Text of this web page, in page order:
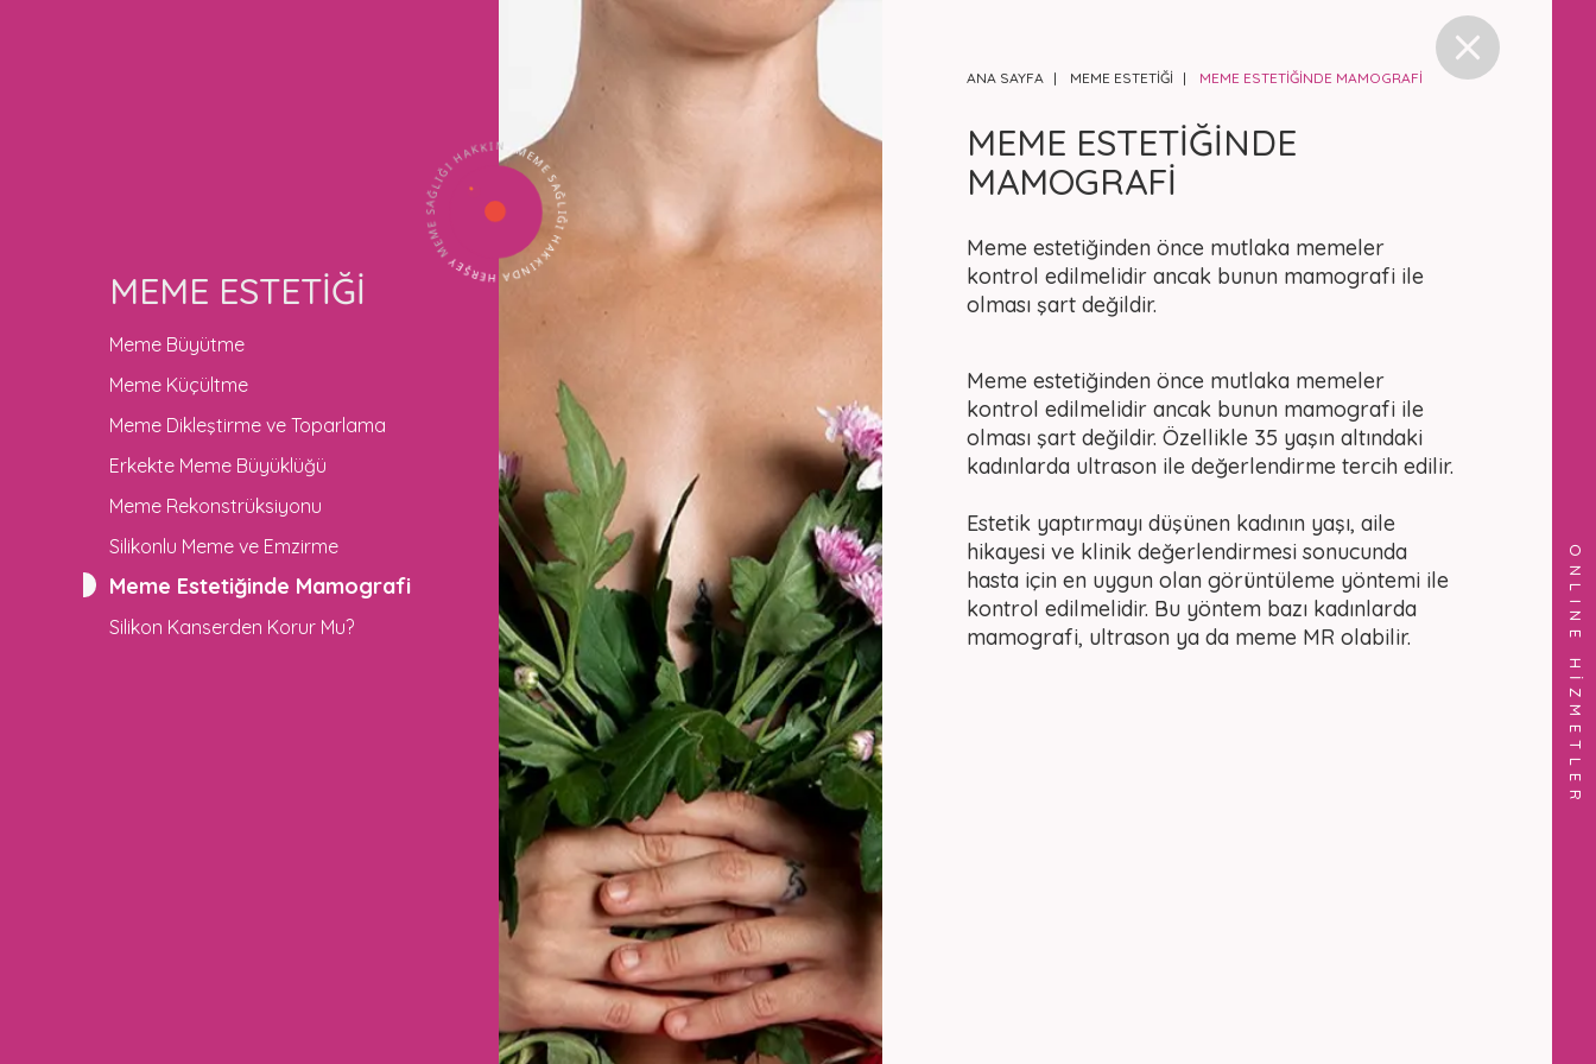
ONLINE HİZMETLER
— MEME SAĞLIĞI HAKKINDA HERŞEY
MEME SAĞLIĞI HAKKINDA HERŞEY
MEME ESTETİĞİ
Meme Büyütme
Meme Küçültme
Meme Dikleştirme ve Toparlama
Erkekte Meme Büyüklüğü
Meme Rekonstrüksiyonu
Silikonlu Meme ve Emzirme
Meme Estetiğinde Mamografi
Silikon Kanserden Korur Mu?
ANA SAYFA MEME ESTETİĞİ MEME ESTETİĞİNDE MAMOGRAFİ
MEME ESTETİĞİNDE
MAMOGRAFİ
Meme estetiğinden önce mutlaka memeler
kontrol edilmelidir ancak bunun mamografi ile
olması şart değildir.
Meme estetiğinden önce mutlaka memeler
kontrol edilmelidir ancak bunun mamografi ile
olması şart değildir. Özellikle 35 yaşın altındaki
kadınlarda ultrason ile değerlendirme tercih edilir.
Estetik yaptırmayı düşünen kadının yaşı, aile
hikayesi ve klinik değerlendirmesi sonucunda
hasta için en uygun olan görüntüleme yöntemi ile
kontrol edilmelidir. Bu yöntem bazı kadınlarda
mamografi, ultrason ya da meme MR olabilir.